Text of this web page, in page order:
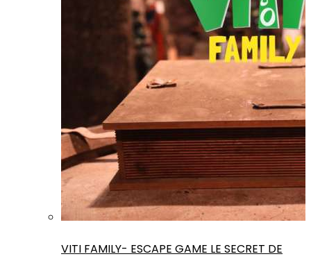
VITI FAMILY- ESCAPE GAME LE SECRET DE